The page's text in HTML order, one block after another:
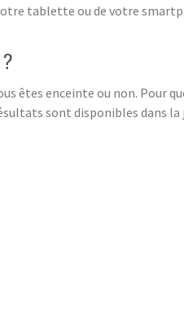
tablette ou de votre
êtes enceinte ou non.
sont disponibles dans